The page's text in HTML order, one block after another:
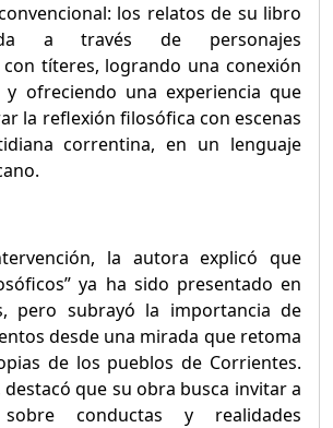
los relatos de su libro
a través de personajes
títeres, logrando una conexión
ofreciendo una experiencia que
la reflexión filosófica con escenas
correntina, en un lenguaje
la autora explicó que
ya ha sido presentado en
pero subrayó la importancia de
desde una mirada que retoma
de los pueblos de Corrientes.
destacó que su obra busca invitar a
conductas y realidades